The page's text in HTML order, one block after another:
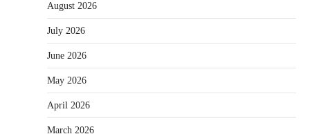
August 2026
July 2026
June 2026
May 2026
April 2026
March 2026